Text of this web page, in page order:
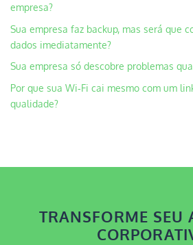
empresa?
Sua empresa faz backup, mas será que
dados imediatamente?
Sua empresa só descobre problemas
Por que sua Wi‑Fi cai mesmo com um
qualidade?
TRANSFORME SEU